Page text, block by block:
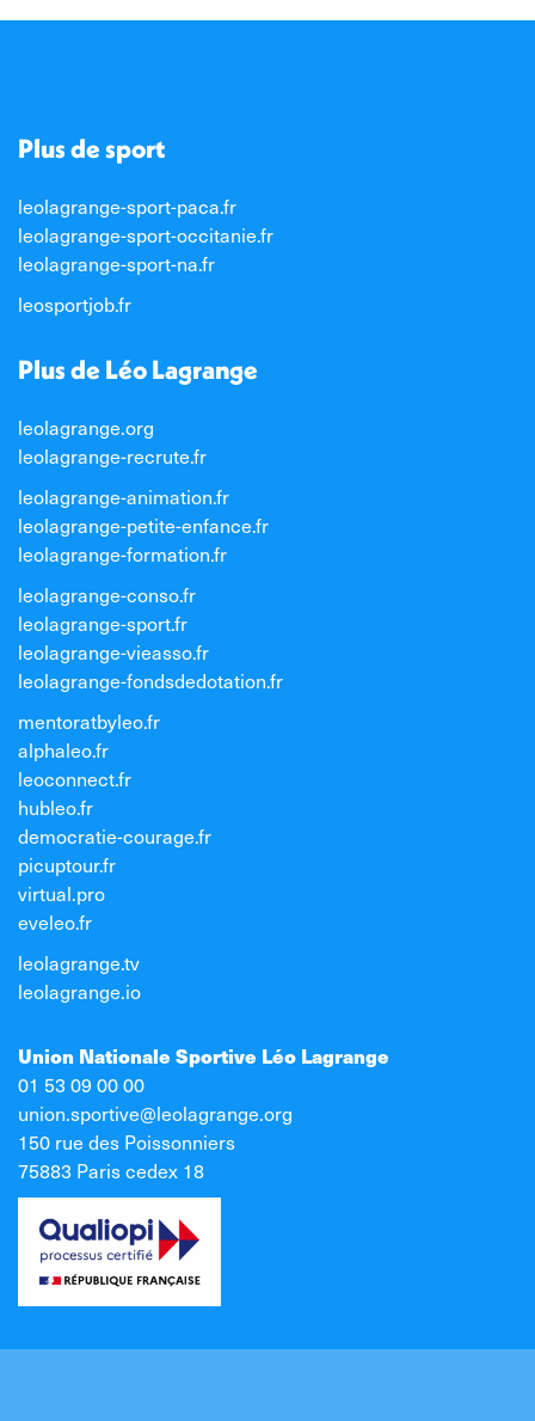
Plus de sport
leolagrange-sport-paca.fr
leolagrange-sport-occitanie.fr
leolagrange-sport-na.fr
leosportjob.fr
Plus de Léo Lagrange
leolagrange.org
leolagrange-recrute.fr
leolagrange-animation.fr
leolagrange-petite-enfance.fr
leolagrange-formation.fr
leolagrange-conso.fr
leolagrange-sport.fr
leolagrange-vieasso.fr
leolagrange-fondsdedotation.fr
mentoratbyleo.fr
alphaleo.fr
leoconnect.fr
hubleo.fr
democratie-courage.fr
picuptour.fr
virtual.pro
eveleo.fr
leolagrange.tv
leolagrange.io
Union Nationale Sportive Léo Lagrange
01 53 09 00 00
union.sportive@leolagrange.org
150 rue des Poissonniers
75883 Paris cedex 18